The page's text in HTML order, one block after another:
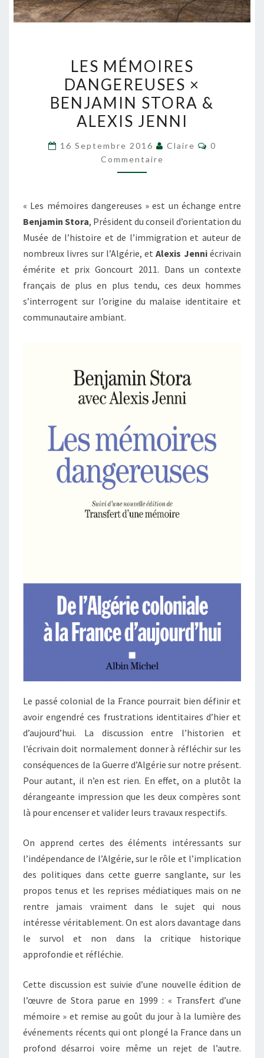
MÉMOIRES
DANGEREUSES
×
BENJAMIN
&
ALEXIS
LES MÉMOIRES
DANGEREUSES ×
BENJAMIN STORA &
ALEXIS JENNI
16 Septembre 2016 Claire
0
Commentaire
« Les mémoires dangereuses » est un échange entre
Benjamin Stora, Président du conseil d’orientation du
Musée de l’histoire et de l’immigration et auteur de
nombreux livres sur l’Algérie, etAlexis Jenniécrivain
émérite et prix Goncourt 2011. Dans un contexte
français de plus en plus tendu, ces deux hommes
s’interrogent sur l’origine du malaise identitaire et
communautaire ambiant.
Le passé colonial de la France pourrait bien définir et
avoir engendré ces frustrations identitaires d’hier et
d’aujourd’hui. La discussion entre l’historien et
l’écrivain doit normalement donner à réfléchir sur les
conséquences de la Guerre d’Algérie sur notre présent.
Pour autant, il n’en est rien. En effet, on a plutôt la
dérangeante impression que les deux compères sont
là pour encenser et valider leurs travaux respectifs.
On apprend certes des éléments intéressants sur
l’indépendance de l’Algérie, sur le rôle et l’implication
des politiques dans cette guerre sanglante, sur les
propos tenus et les reprises médiatiques mais on ne
rentre jamais vraiment dans le sujet qui nous
intéresse véritablement. On est alors davantage dans
le survol et non dans la critique historique
approfondie et réfléchie.
Cette discussion est suivie d’une nouvelle édition de
l’œuvre de Stora parue en 1999 : « Transfert d’une
mémoire » et remise au goût du jour à la lumière des
événements récents qui ont plongé la France dans un
profond désarroi voire même un rejet de l’autre.